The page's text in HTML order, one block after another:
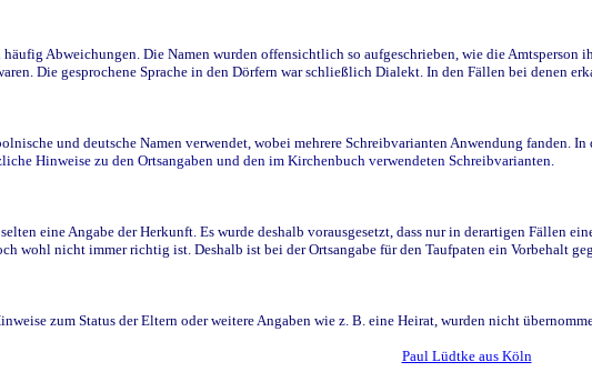
Abweichungen. Die Namen wurden offensichtlich so aufgeschrieben, wie die Amtsperson
Die gesprochene Sprache in den Dörfern war schließlich Dialekt. In den Fällen bei denen
und deutsche Namen verwendet, wobei mehrere Schreibvarianten Anwendung fanden.
Hinweise zu den Ortsangaben und den im Kirchenbuch verwendeten Schreibvarianten.
eine Angabe der Herkunft. Es wurde deshalb vorausgesetzt, dass nur in derartigen Fällen
wohl nicht immer richtig ist. Deshalb ist bei der Ortsangabe für den Taufpaten ein Vorbehalt
zum Status der Eltern oder weitere Angaben wie z. B. eine Heirat, wurden nicht
Paul Lüdtke aus Köln